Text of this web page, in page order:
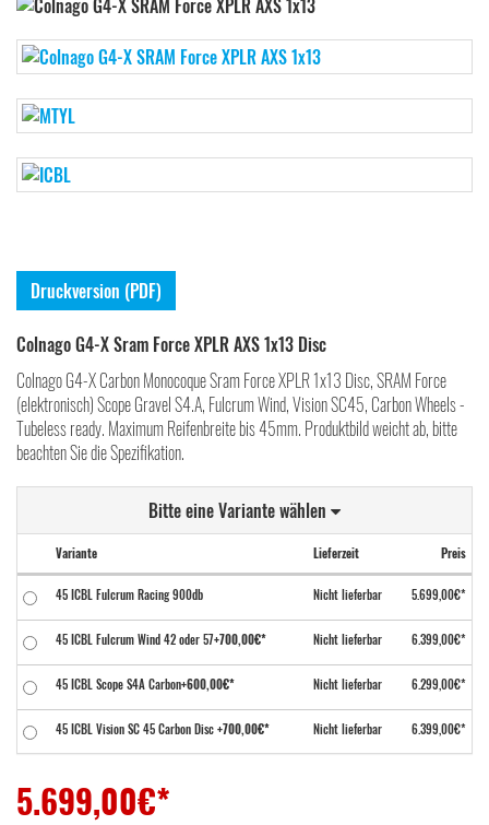
Druckversion (PDF)
Colnago G4-X Sram Force XPLR AXS 1x13 Disc
Colnago G4-X Carbon Monocoque Sram Force XPLR 1x13 Disc, SRAM Force
(elektronisch) Scope Gravel S4.A, Fulcrum Wind, Vision SC45, Carbon Wheels -
Tubeless ready. Maximum Reifenbreite bis 45mm. Produktbild weicht ab, bitte
beachten Sie die Spezifikation.
Bitte eine Variante wählen
Variante Lieferzeit Preis
45 ICBL Fulcrum Racing 900db Nicht lieferbar 5.699,00€*
45 ICBL Fulcrum Wind 42 oder 57+700,00€* Nicht lieferbar 6.399,00€*
45 ICBL Scope S4A Carbon+600,00€* Nicht lieferbar 6.299,00€*
45 ICBL Vision SC 45 Carbon Disc+700,00€* Nicht lieferbar 6.399,00€*
5.699,00€*